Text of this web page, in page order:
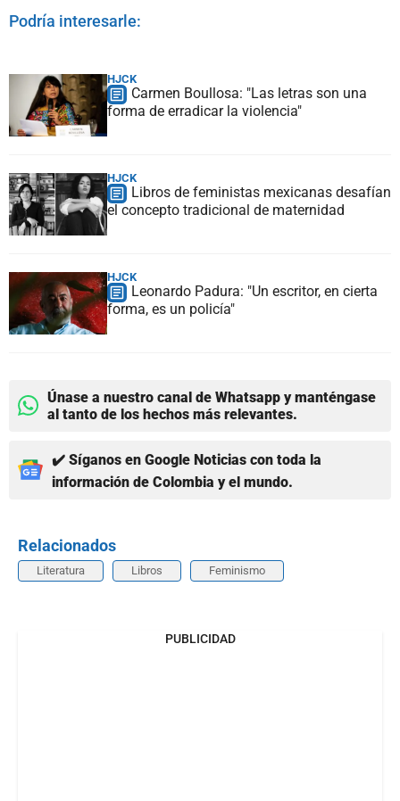
Podría interesarle:
HJCK
Carmen Boullosa: "Las letras son una
forma de erradicar la violencia"
HJCK
Libros de feministas mexicanas desafían
el concepto tradicional de maternidad
HJCK
Leonardo Padura: "Un escritor, en cierta
forma, es un policía"
Únase a nuestro canal de Whatsapp y manténgase
al tanto de los hechos más relevantes.
✔️ Síganos en Google Noticias con toda la
información de Colombia y el mundo.
Relacionados
Literatura Libros Feminismo
PUBLICIDAD